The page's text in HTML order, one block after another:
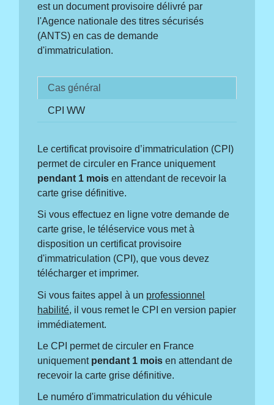
est un document provisoire délivré par
l'Agence nationale des titres sécurisés
(ANTS) en cas de demande
d'immatriculation.
Cas général
CPI WW
Le certificat provisoire d’immatriculation (CPI)
permet de circuler en France uniquement
pendant 1 mois en attendant de recevoir la
carte grise définitive.
Si vous effectuez en ligne votre demande de
carte grise, le téléservice vous met à
disposition un certificat provisoire
d'immatriculation (CPI), que vous devez
télécharger et imprimer.
Si vous faites appel à un professionnel
habilité, il vous remet le CPI en version papier
immédiatement.
Le CPI permet de circuler en France
uniquement pendant 1 mois en attendant de
recevoir la carte grise définitive.
Le numéro d'immatriculation du véhicule